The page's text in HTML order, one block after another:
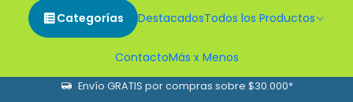
Categorías DestacadosTodos los Productos
ContactoMás x Menos
Envío GRATIS por compras sobre $30.000*